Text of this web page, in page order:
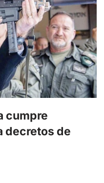
cumpre
decretos de